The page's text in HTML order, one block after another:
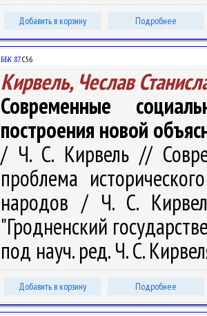
Добавить в корзину Подробнее
ББК 87.С56
Кирвель, Чеслав
Современные
построения новой
/ Ч. С. Кирвель //
проблема
народов / Ч. С.
"Гродненский
под науч. ред. Ч. С.
Добавить в корзину Подробнее